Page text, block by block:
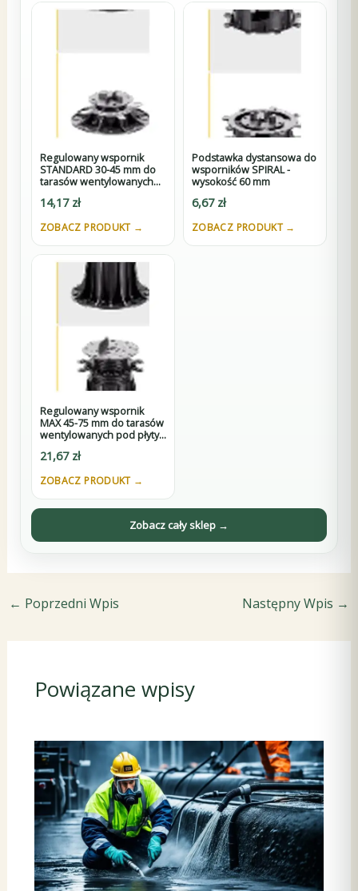
Regulowany wspornik
STANDARD 30-45 mm do
tarasów wentylowanych
pod płyty z K3
14,17 zł
ZOBACZ PRODUKT →
Podstawka dystansowa do
wsporników SPIRAL -
wysokość 60 mm
6,67 zł
ZOBACZ PRODUKT →
Regulowany wspornik
MAX 45-75 mm do tarasów
wentylowanych pod płyty
21,67 zł
ZOBACZ PRODUKT →
Zobacz cały sklep →
← Poprzedni Wpis Następny Wpis →
Powiązane wpisy